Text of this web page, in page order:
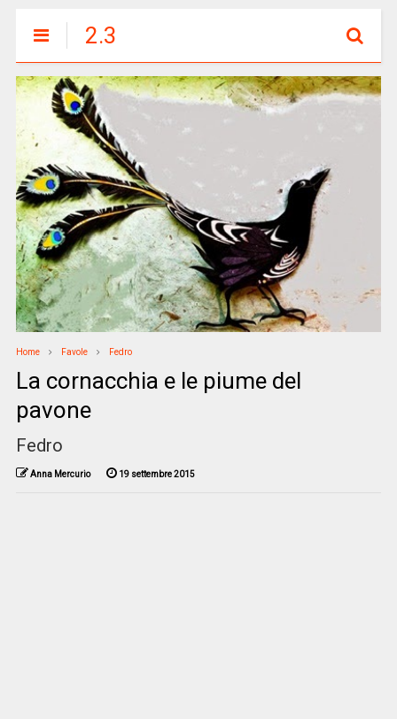
2.3
Home Favole Fedro
La cornacchia e le piume del
pavone
Fedro
Anna Mercurio 19 settembre 2015